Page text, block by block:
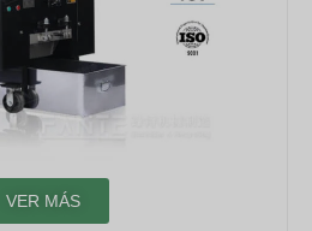
VER MÁS